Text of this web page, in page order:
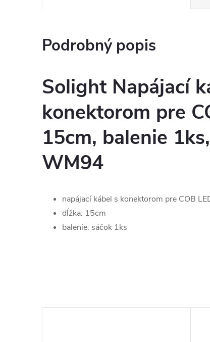
Podrobný popis
Solight Napájací
konektorom pre
15cm, balenie
WM94
napájací kábel s konektorom pre COB
dĺžka: 15cm
balenie: sáčok 1ks